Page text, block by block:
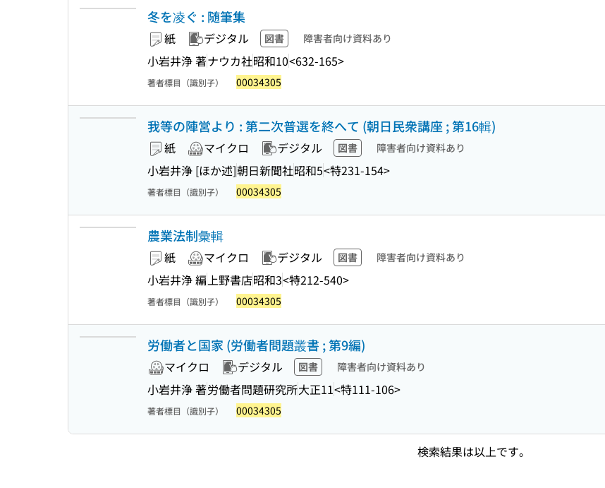
冬を凌ぐ : 随筆集
紙 デジタル 図書 障害者向け資料あり
小岩井浄 著ナウカ社昭和10<632-165>
著者標目（識別子） 00034305
我等の陣営より : 第二次普選を終へて (朝日民衆講座 ; 第16輯)
紙 マイクロ デジタル 図書 障害者向け資料あり
小岩井浄 [ほか述]朝日新聞社昭和5<特231-154>
著者標目（識別子） 00034305
農業法制彙輯
紙 マイクロ デジタル 図書 障害者向け資料あり
小岩井浄 編 上野書店昭和3<特212-540>
著者標目（識別子） 00034305
労働者と国家 (労働者問題叢書 ; 第9編)
マイクロ デジタル 図書 障害者向け資料あり
小岩井浄 著労働者問題研究所大正11<特111-106>
著者標目（識別子） 00034305
検索結果は以上です。